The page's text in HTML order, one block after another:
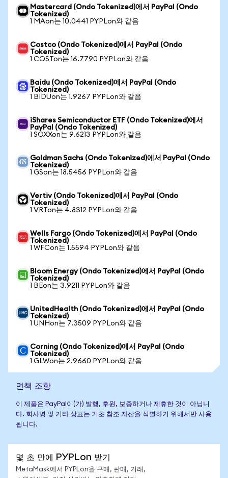
Mastercard (Ondo Tokenized)에서 PayPal (Ondo
Tokenized)
1 MAon는 10.0441 PYPLon와 같음
Costco (Ondo Tokenized)에서 PayPal (Ondo
Tokenized)
1 COSTon는 16.7790 PYPLon와 같음
Baidu (Ondo Tokenized)에서 PayPal (Ondo
Tokenized)
1 BIDUon는 1.9267 PYPLon와 같음
iShares Semiconductor ETF (Ondo Tokenized)에서
PayPal (Ondo Tokenized)
1 SOXXon는 9.6213 PYPLon와 같음
Goldman Sachs (Ondo Tokenized)에서 PayPal (Ondo
Tokenized)
1 GSon는 18.5456 PYPLon와 같음
Vertiv (Ondo Tokenized)에서 PayPal (Ondo
Tokenized)
1 VRTon는 4.8312 PYPLon와 같음
Wells Fargo (Ondo Tokenized)에서 PayPal (Ondo
Tokenized)
1 WFCon는 1.5594 PYPLon와 같음
Bloom Energy (Ondo Tokenized)에서 PayPal (Ondo
Tokenized)
1 BEon는 3.9211 PYPLon와 같음
UnitedHealth (Ondo Tokenized)에서 PayPal (Ondo
Tokenized)
1 UNHon는 7.3509 PYPLon와 같음
Corning (Ondo Tokenized)에서 PayPal (Ondo
Tokenized)
1 GLWon는 2.9660 PYPLon와 같음
면책 조항
이 제품은 PayPal이(가) 발행, 후원, 보증하거나 제휴한 것이 아닙니
다. 회사명 및 기타 상표는 기초 참조 자산을 식별하기 위해서만 사용
됩니다.
몇 초 만에 PYPLon 받기
MetaMask에서 PYPLon을 구매, 판매, 거래,